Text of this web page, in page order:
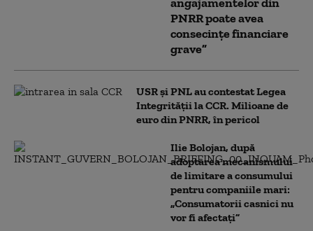
PNRR poate avea
consecințe financiare
grave”
USR și PNL au contestat Legea
Integrității la CCR. Milioane de
euro din PNRR, în pericol
Ilie Bolojan, după
adoptarea mecanismului
de limitare a consumului
pentru companiile mari:
„Consumatorii casnici nu
vor fi afectați”